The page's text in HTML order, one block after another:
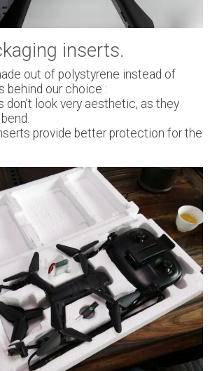
inserts.
out of polystyrene instead of
behind our choice :
look very aesthetic, as they
provide better protection for the